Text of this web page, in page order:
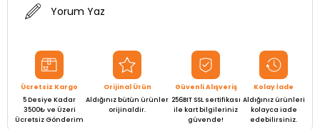
Yorum Yaz
Ücretsiz Kargo
5 Desiye Kadar
3500₺ ve Üzeri
Ücretsiz Gönderim
Orijinal Ürün
Aldığınız bütün ürünler
orijinaldir.
Güvenli Alışveriş
256BIT SSL sertifikası
ile kart bilgileriniz
güvende!
Kolay İade
Aldığınız ürünleri
kolayca iade
edebilirsiniz.